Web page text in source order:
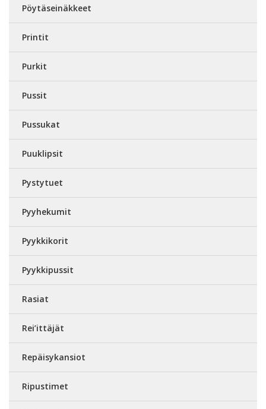
Pöytäseinäkkeet
Printit
Purkit
Pussit
Pussukat
Puuklipsit
Pystytuet
Pyyhekumit
Pyykkikorit
Pyykkipussit
Rasiat
Rei’ittäjät
Repäisykansiot
Ripustimet